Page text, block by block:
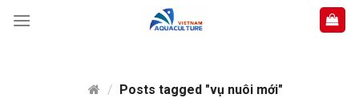
/ Posts tagged "vụ nuôi mới"